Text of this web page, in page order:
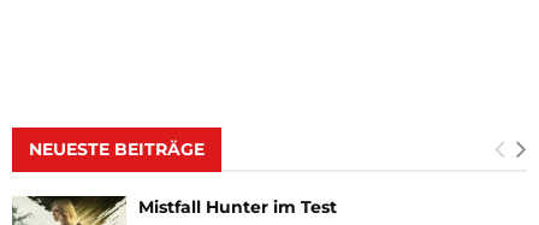
NEUESTE BEITRÄGE
Mistfall Hunter im Test